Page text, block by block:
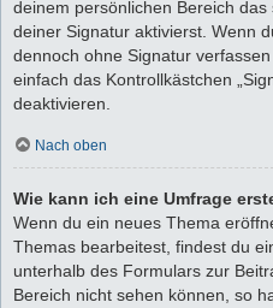
deinem persönlichen Bereich
deiner Signatur aktivierst. Wenn
dennoch ohne Signatur
einfach das Kontrollkästchen
deaktivieren.
Nach oben
Wie kann ich eine Umfrage
Wenn du ein neues Thema
Themas bearbeitest, findest du
unterhalb des Formulars zur
Bereich nicht sehen können, so